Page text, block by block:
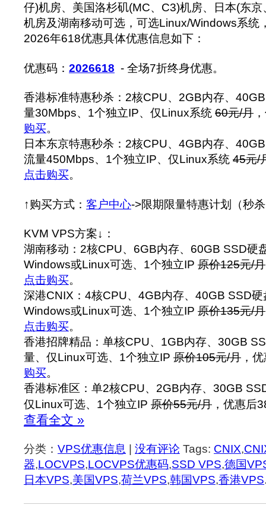
仔)机房、美国洛杉矶(MC、C3)机房、日本(东
机房及湖南移动可选，可选Linux/Windows系统
2026年618优惠具体优惠信息如下：
优惠码： 2026618 - 全场7折终身优惠。
香港标准特惠秒杀：2核CPU、2GB内存、
量30Mbps、1个独立IP、仅Linux系统 60元/月
购买。
日本东京特惠秒杀：2核CPU、4GB内存、
流量450Mbps、1个独立IP、仅Linux系统 45元/
点击购买。
↑购买方式： 客户中心->限期限量特惠计划（秒
KVM VPS方案↓：
湖南移动：2核CPU、6GB内存、60GB SSD硬
Windows或Linux可选、1个独立IP 原价125元/月
点击购买。
深港CNIX：4核CPU、4GB内存、40GB SSD
Windows或Linux可选、1个独立IP 原价135元/月
点击购买。
香港招牌精品：单核CPU、1GB内存、30GB
量、仅Linux可选、1个独立IP 原价105元/月 ，
购买。
香港标准区：单2核CPU、2GB内存、30GB
仅Linux可选、1个独立IP 原价55元/月 ，优惠后
查看全文 »
分类： VPS优惠信息 没有评论 Tags: CNIX,
器,LOCVPS,LOCVPS优惠码,SSD VPS,德国
日本VPS,美国VPS,荷兰VPS,韩国VPS,香港VPS